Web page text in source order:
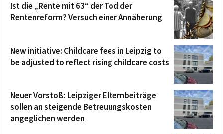
Ist die „Rente mit 63“ der Tod der
Rentenreform? Versuch einer Annäherung
New initiative: Childcare fees in Leipzig to
be adjusted to reflect rising childcare costs
Neuer Vorstoß: Leipziger Elternbeiträge
sollen an steigende Betreuungskosten
angeglichen werden